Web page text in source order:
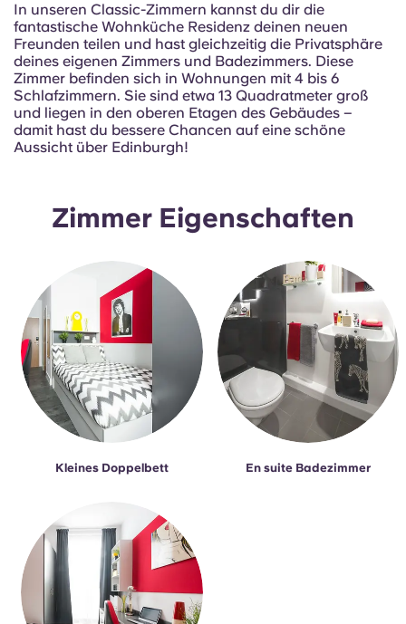
In unseren Classic-Zimmern kannst du dir die
fantastische Wohnküche Residenz deinen neuen
Freunden teilen und hast gleichzeitig die Privatsphäre
deines eigenen Zimmers und Badezimmers. Diese
Zimmer befinden sich in Wohnungen mit 4 bis 6
Schlafzimmern. Sie sind etwa 13 Quadratmeter groß
und liegen in den oberen Etagen des Gebäudes –
damit hast du bessere Chancen auf eine schöne
Aussicht über Edinburgh!
Zimmer Eigenschaften
Kleines Doppelbett En suite Badezimmer